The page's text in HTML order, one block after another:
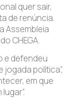
quer sair,
de renúncia.
Assembleia
CHEGA.
e defendeu
jogada política”,
em que